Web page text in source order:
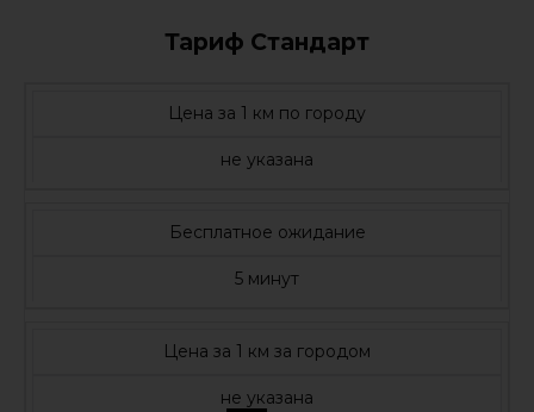
Тариф Стандарт
Цена за 1 км по городу
не указана
Бесплатное ожидание
5 минут
Цена за 1 км за городом
не указана